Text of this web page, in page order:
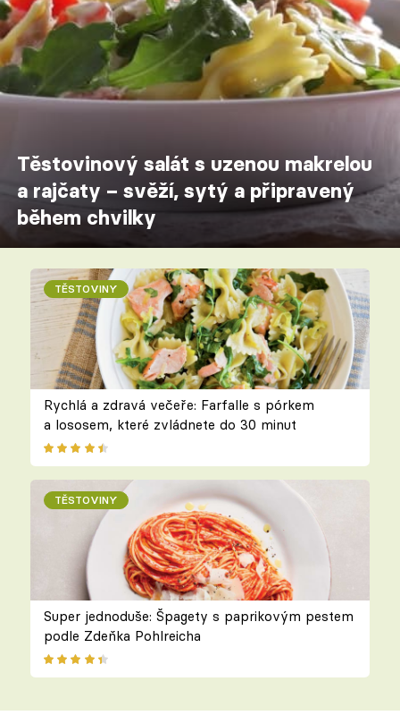
Těstovinový salát s uzenou makrelou
a rajčaty – svěží, sytý a připravený
během chvilky
TĚSTOVINY
Rychlá a zdravá večeře: Farfalle s pórkem
a lososem, které zvládnete do 30 minut
TĚSTOVINY
Super jednoduše: Špagety s paprikovým pestem
podle Zdeňka Pohlreicha